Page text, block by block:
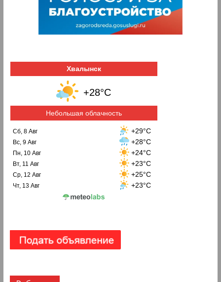
Хвалынск
+28°C
Небольшая облачность
Сб, 8 Авг +29°C
Вс, 9 Авг +28°C
Пн, 10 Авг +24°C
Вт, 11 Авг +23°C
Ср, 12 Авг +25°C
Чт, 13 Авг +23°C